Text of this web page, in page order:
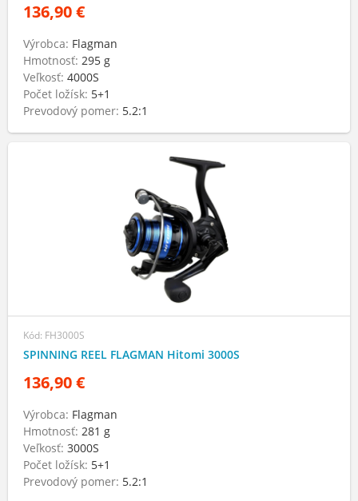
136,90 €
Výrobca: Flagman
Hmotnosť: 295 g
Veľkosť: 4000S
Počet ložísk: 5+1
Prevodový pomer: 5.2:1
Kód: FH3000S
SPINNING REEL FLAGMAN Hitomi 3000S
136,90 €
Výrobca: Flagman
Hmotnosť: 281 g
Veľkosť: 3000S
Počet ložísk: 5+1
Prevodový pomer: 5.2:1